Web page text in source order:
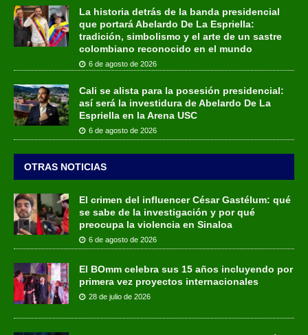
La historia detrás de la banda presidencial
que portará Abelardo De La Espriella:
tradición, simbolismo y el arte de un sastre
colombiano reconocido en el mundo
6 de agosto de 2026
Cali se alista para la posesión presidencial:
así será la investidura de Abelardo De La
Espriella en la Arena USC
6 de agosto de 2026
OTRAS NOTICIAS
El crimen del influencer César Gastélum: qué
se sabe de la investigación y por qué
preocupa la violencia en Sinaloa
6 de agosto de 2026
El BOmm celebra sus 15 años incluyendo por
primera vez proyectos internacionales
28 de julio de 2026